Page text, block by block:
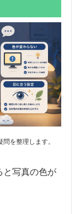
を整理します。
と写真の色が